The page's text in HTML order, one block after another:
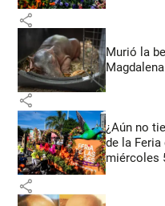
share
Murió la
share
¿Aún no
de la
miércoles
share